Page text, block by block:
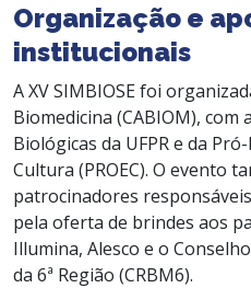
Organização e
institucionais
A XV SIMBIOSE foi
Biomedicina (CABIOM), com
Biológicas da UFPR e da
Cultura (PROEC). O evento
patrocinadores
pela oferta de brindes aos
Illumina, Alesco e o
da 6ª Região (CRBM6).